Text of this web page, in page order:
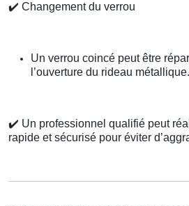
✔️ Changement du verrou
Un verrou coincé peut être
l’ouverture du rideau métallique.
✔️ Un professionnel qualifié peut
rapide et sécurisé pour éviter